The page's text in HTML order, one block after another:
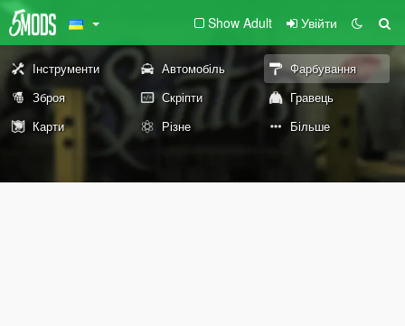
Show Adult Увійти
Інструменти Автомобіль
Фарбування
Зброя
Скріпти
Гравець
Карти
Різне Більше